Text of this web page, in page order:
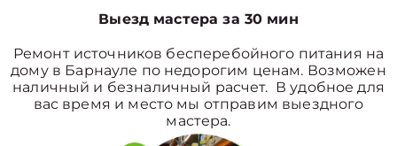
Выезд мастера за 30 мин
Ремонт источников бесперебойного питания на
дому в Барнауле по недорогим ценам. Возможен
наличный и безналичный расчет. В удобное для
вас время и место мы отправим выездного
мастера.